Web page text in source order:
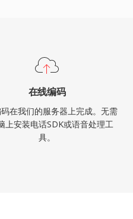
在线编码
码在我们的服务器上完成。无需
上安装电话SDK或语音处理工
具。